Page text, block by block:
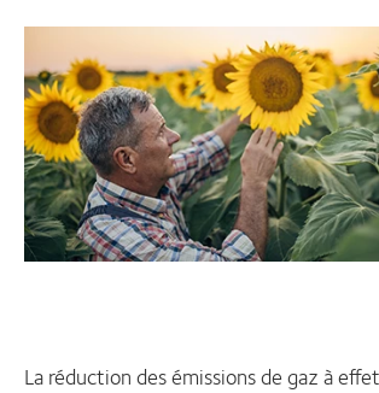
La réduction des émissions de gaz à